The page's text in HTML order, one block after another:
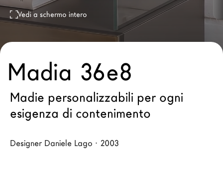
Press
Cataloghi
Vedi a schermo intero
Madia 36e8
Madie personalizzabili per ogni
esigenza di contenimento
Designer Daniele Lago · 2003